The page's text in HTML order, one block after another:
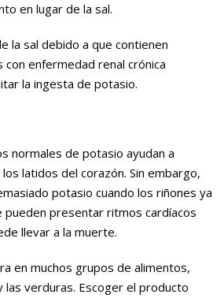
en lugar de la sal.
la sal debido a que contienen
enfermedad renal crónica
la ingesta de potasio.
normales de potasio ayudan a
latidos del corazón. Sin embargo,
potasio cuando los riñones ya
pueden presentar ritmos cardíacos
llevar a la muerte.
en muchos grupos de alimentos,
las verduras. Escoger el producto